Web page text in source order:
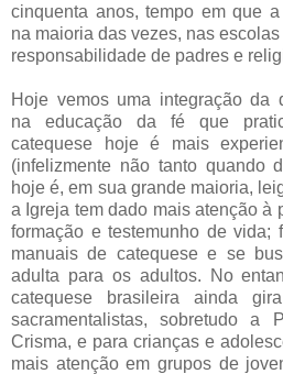
cinquenta anos, tempo em que
na maioria das vezes, nas
responsabilidade de padres e
Hoje vemos uma integração da
na educação da fé que
catequese hoje é mais
(infelizmente não tanto quando
hoje é, em sua grande maioria,
a Igreja tem dado mais atenção à
formação e testemunho de vida;
manuais de catequese e se
adulta para os adultos. No
catequese brasileira ainda
sacramentalistas, sobretudo a
Crisma, e para crianças e
mais atenção em grupos de